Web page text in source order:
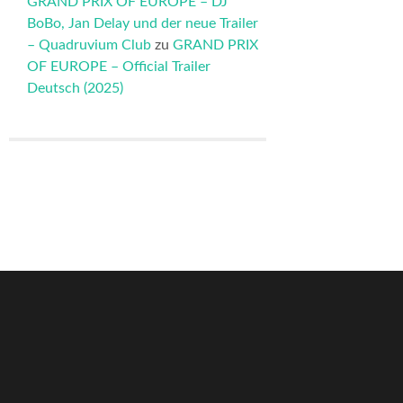
BoBo, Jan Delay und der neue Trailer
– Quadruvium Club zu GRAND PRIX
OF EUROPE – Official Trailer
Deutsch (2025)